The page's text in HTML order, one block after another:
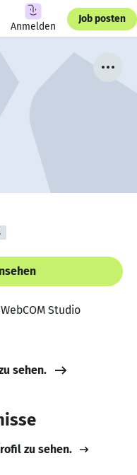
Anmelden
Job posten
Studio
sehen.
zu sehen.